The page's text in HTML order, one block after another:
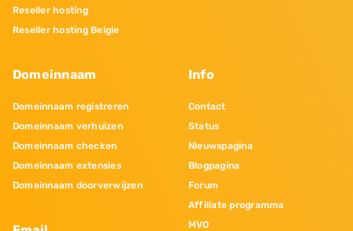
Reseller hosting
Reseller hosting Belgie
Domeinnaam
Domeinnaam registreren
Domeinnaam verhuizen
Domeinnaam checken
Domeinnaam extensies
Domeinnaam doorverwijzen
Info
Contact
Status
Nieuwspagina
Blogpagina
Forum
Affiliate programma
MVO